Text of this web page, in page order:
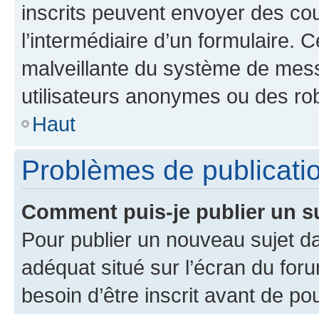
inscrits peuvent envoyer des
l’intermédiaire d’un formulaire.
malveillante du système de
utilisateurs anonymes ou des
Haut
Problèmes de
Comment puis-je publier un
Pour publier un nouveau sujet
adéquat situé sur l’écran du
besoin d’être inscrit avant de